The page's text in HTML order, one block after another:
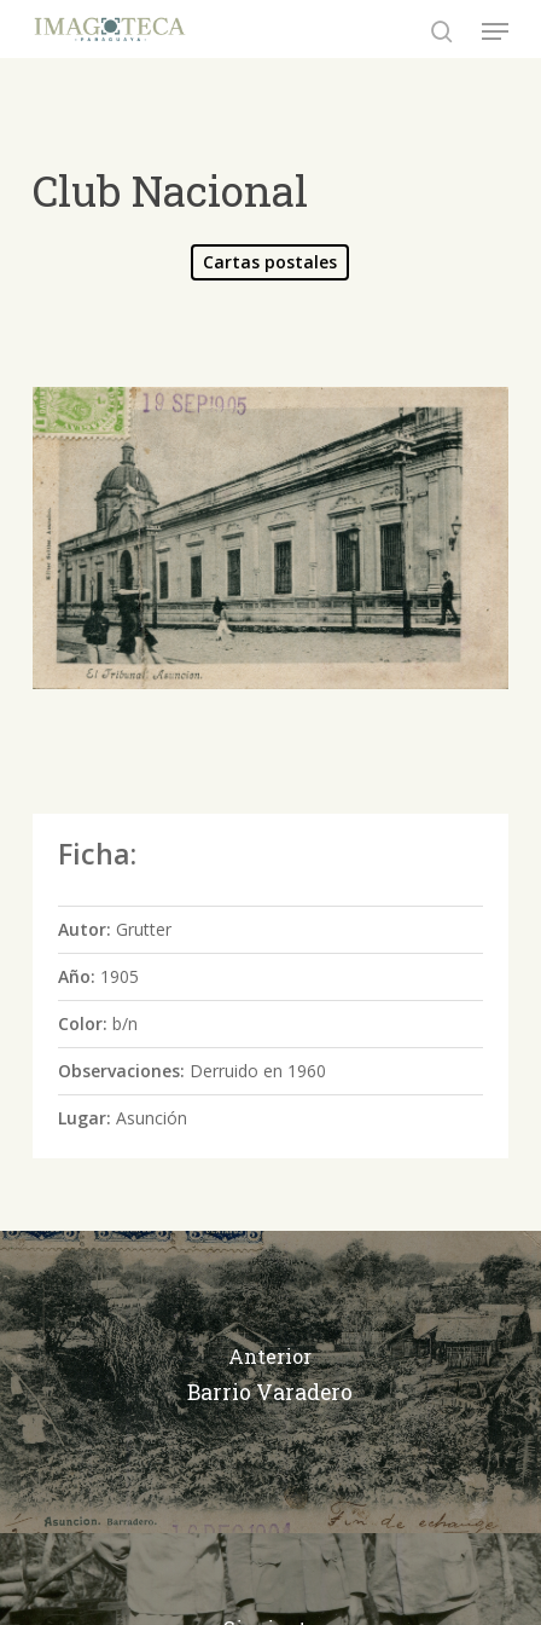
Menu
Club Nacional
Cartas postales
Ficha:
Autor: Grutter
Año: 1905
Color: b/n
Observaciones: Derruido en 1960
Lugar: Asunción
Anterior
Barrio Varadero